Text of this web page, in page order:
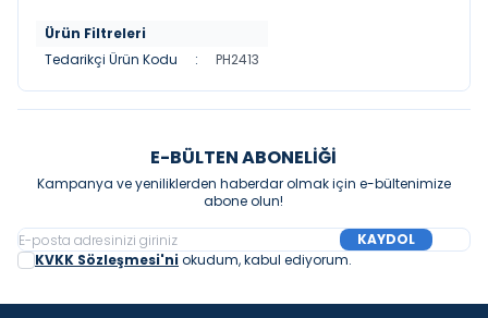
Ürün Filtreleri
Tedarikçi Ürün Kodu
: PH2413
E-BÜLTEN ABONELIĞI
Kampanya ve yeniliklerden haberdar olmak için e-bültenimize
abone olun!
KAYDOL
KVKK Sözleşmesi'ni okudum, kabul ediyorum.